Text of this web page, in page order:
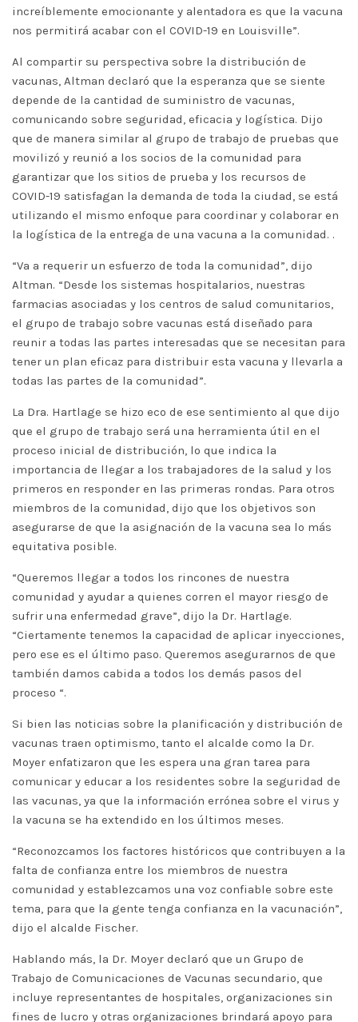
increíblemente emocionante y alentadora es que la vacuna
nos permitirá acabar con el COVID-19 en Louisville”.
Al compartir su perspectiva sobre la distribución de
vacunas, Altman declaró que la esperanza que se siente
depende de la cantidad de suministro de vacunas,
comunicando sobre seguridad, eficacia y logística. Dijo
que de manera similar al grupo de trabajo de pruebas que
movilizó y reunió a los socios de la comunidad para
garantizar que los sitios de prueba y los recursos de
COVID-19 satisfagan la demanda de toda la ciudad, se está
utilizando el mismo enfoque para coordinar y colaborar en
la logística de la entrega de una vacuna a la comunidad. .
“Va a requerir un esfuerzo de toda la comunidad”, dijo
Altman. “Desde los sistemas hospitalarios, nuestras
farmacias asociadas y los centros de salud comunitarios,
el grupo de trabajo sobre vacunas está diseñado para
reunir a todas las partes interesadas que se necesitan para
tener un plan eficaz para distribuir esta vacuna y llevarla a
todas las partes de la comunidad”.
La Dra. Hartlage se hizo eco de ese sentimiento al que dijo
que el grupo de trabajo será una herramienta útil en el
proceso inicial de distribución, lo que indica la
importancia de llegar a los trabajadores de la salud y los
primeros en responder en las primeras rondas. Para otros
miembros de la comunidad, dijo que los objetivos son
asegurarse de que la asignación de la vacuna sea lo más
equitativa posible.
“Queremos llegar a todos los rincones de nuestra
comunidad y ayudar a quienes corren el mayor riesgo de
sufrir una enfermedad grave”, dijo la Dr. Hartlage.
“Ciertamente tenemos la capacidad de aplicar inyecciones,
pero ese es el último paso. Queremos asegurarnos de que
también damos cabida a todos los demás pasos del
proceso “.
Si bien las noticias sobre la planificación y distribución de
vacunas traen optimismo, tanto el alcalde como la Dr.
Moyer enfatizaron que les espera una gran tarea para
comunicar y educar a los residentes sobre la seguridad de
las vacunas, ya que la información errónea sobre el virus y
la vacuna se ha extendido en los últimos meses.
“Reconozcamos los factores históricos que contribuyen a la
falta de confianza entre los miembros de nuestra
comunidad y establezcamos una voz confiable sobre este
tema, para que la gente tenga confianza en la vacunación”,
dijo el alcalde Fischer.
Hablando más, la Dr. Moyer declaró que un Grupo de
Trabajo de Comunicaciones de Vacunas secundario, que
incluye representantes de hospitales, organizaciones sin
fines de lucro y otras organizaciones brindará apoyo para